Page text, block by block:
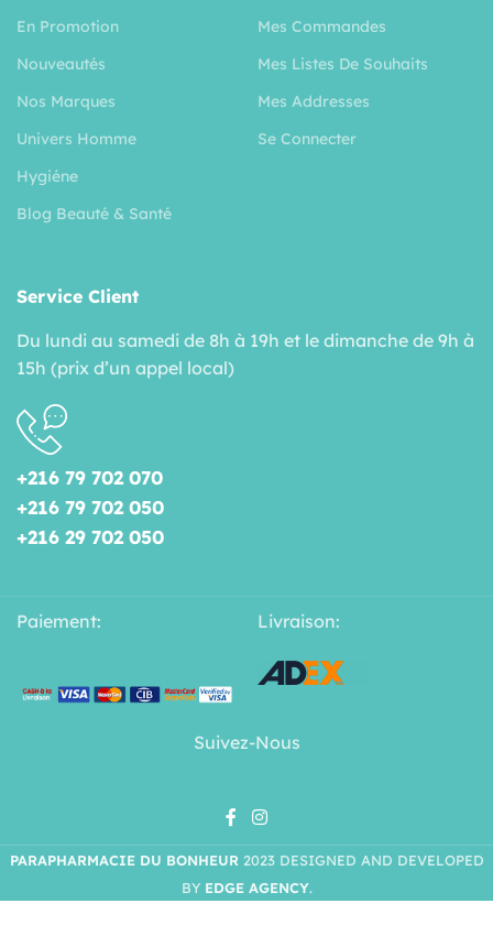
En Promotion
Nouveautés
Nos Marques
Univers Homme
Hygiéne
Blog Beauté & Santé
Mes Commandes
Mes Listes De Souhaits
Mes Addresses
Se Connecter
Service Client
Du lundi au samedi de 8h à 19h et le dimanche de 9h à
15h (prix d’un appel local)
+216 79 702 070
+216 79 702 050
+216 29 702 050
Paiement: Livraison:
Suivez-Nous
PARAPHARMACIE DU BONHEUR 2023 DESIGNED AND DEVELOPED
BY EDGE AGENCY.
POCO